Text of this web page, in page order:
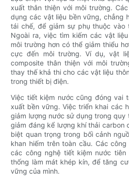
xuất thân thiện với môi trường.
dụng các vật liệu bền vững, chẳng
tái chế, để giảm sự phụ thuộc vào
Ngoài ra, việc tìm kiếm các vật
môi trường hơn có thể giảm thiểu
cực đến môi trường. Ví dụ, vật
composite thân thiện với môi
thay thế khả thi cho các vật liệu
trong thiết bị điện.
Việc tiết kiệm nước cũng đóng vai
xuất bền vững. Việc triển khai các
giảm lượng nước sử dụng trong quy
giảm đáng kể lượng khí thải carbon
biệt quan trọng trong bối cảnh
khan hiếm trên toàn cầu. Các
các công nghệ tiết kiệm nước tiên
thống làm mát khép kín, để tăng
vững của mình.